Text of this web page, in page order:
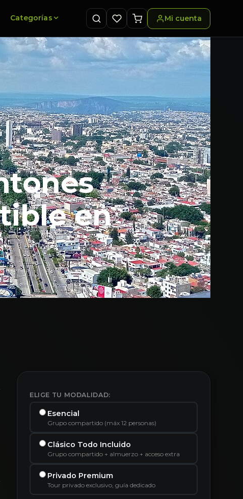
Categorías Mi cuenta
en
ELIGE TU MODALIDAD:
Esencial
Grupo compartido (máx 12 personas)
Clásico Todo Incluido
Grupo compartido + almuerzo + acceso extra
Privado Premium
Tour privado exclusivo, guía dedicado